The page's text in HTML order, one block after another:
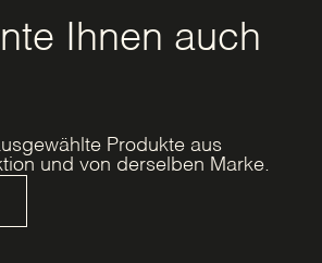
Ihnen auch
Produkte aus
und von derselben Marke.